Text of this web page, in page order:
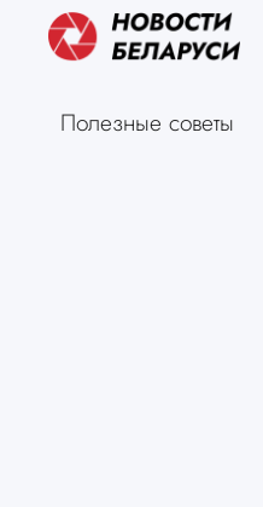
Полезные советы